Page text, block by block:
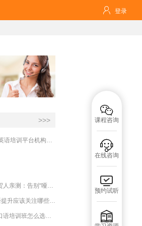
 登录

课程咨询

在线咨询

预约试听

>>>